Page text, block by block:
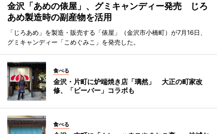
金沢「あめの俵屋」、グミキャンディー発売 じろ
あめ製造時の副産物を活用
「じろあめ」を製造・販売する「俵屋」（金沢市小橋町）が7月16日、
グミキャンディー「こめぐみこ」を発売した。
食べる
金沢・片町に炉端焼き店「璃然」 大正の町家改
修、「ビーバー」コラボも
食べる